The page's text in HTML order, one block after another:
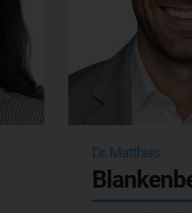
Dr. Matthias